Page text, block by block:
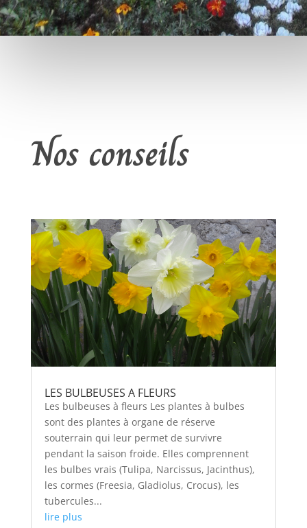
Nos conseils
LES BULBEUSES A FLEURS
Les bulbeuses à fleurs Les plantes à bulbes
sont des plantes à organe de réserve
souterrain qui leur permet de survivre
pendant la saison froide. Elles comprennent
les bulbes vrais (Tulipa, Narcissus, Jacinthus),
les cormes (Freesia, Gladiolus, Crocus), les
tubercules...
lire plus